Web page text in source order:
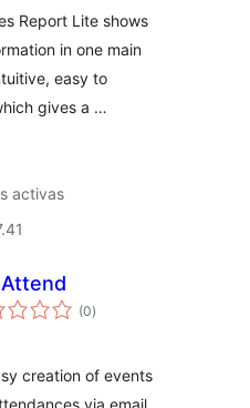
Report Lite shows
in one main
easy to
gives a …
activas
(0evaluación
total
)
creation of events
via email.